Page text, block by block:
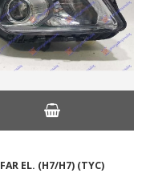
FAR EL. (H7/H7) (TYC)